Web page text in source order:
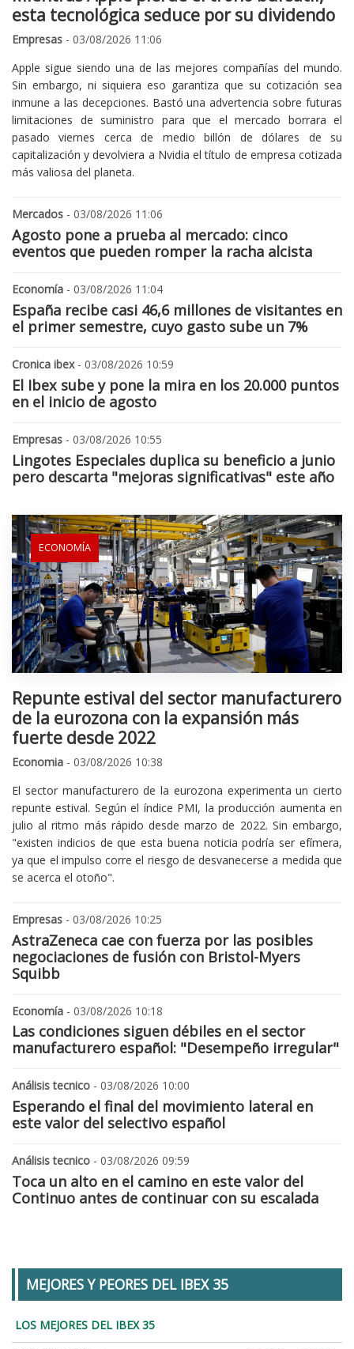
esta tecnológica seduce por su dividendo
Empresas - 03/08/2026 11:06
Apple sigue siendo una de las mejores compañías del mundo.
Sin embargo, ni siquiera eso garantiza que su cotización sea
inmune a las decepciones. Bastó una advertencia sobre futuras
limitaciones de suministro para que el mercado borrara el
pasado viernes cerca de medio billón de dólares de su
capitalización y devolviera a Nvidia el título de empresa cotizada
más valiosa del planeta.
Mercados - 03/08/2026 11:06
Agosto pone a prueba al mercado: cinco
eventos que pueden romper la racha alcista
Economía - 03/08/2026 11:04
España recibe casi 46,6 millones de visitantes en
el primer semestre, cuyo gasto sube un 7%
Cronica ibex- 03/08/2026 10:59
El Ibex sube y pone la mira en los 20.000 puntos
en el inicio de agosto
Empresas - 03/08/2026 10:55
Lingotes Especiales duplica su beneficio a junio
pero descarta "mejoras significativas" este año
ECONOMÍA
Repunte estival del sector manufacturero
de la eurozona con la expansión más
fuerte desde 2022
Economia - 03/08/2026 10:38
El sector manufacturero de la eurozona experimenta un cierto
repunte estival. Según el índice PMI, la producción aumenta en
julio al ritmo más rápido desde marzo de 2022. Sin embargo,
"existen indicios de que esta buena noticia podría ser efímera,
ya que el impulso corre el riesgo de desvanecerse a medida que
se acerca el otoño".
Empresas - 03/08/2026 10:25
AstraZeneca cae con fuerza por las posibles
negociaciones de fusión con Bristol-Myers
Squibb
Economía - 03/08/2026 10:18
Las condiciones siguen débiles en el sector
manufacturero español: "Desempeño irregular"
Análisis tecnico - 03/08/2026 10:00
Esperando el final del movimiento lateral en
este valor del selectivo español
Análisis tecnico - 03/08/2026 09:59
Toca un alto en el camino en este valor del
Continuo antes de continuar con su escalada
MEJORES Y PEORES DEL IBEX 35
LOS MEJORES DEL IBEX 35